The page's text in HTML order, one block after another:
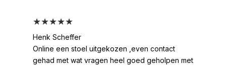
★★★★★
Henk Scheffer
Online een stoel uitgekozen ,even contact
gehad met wat vragen heel goed geholpen met